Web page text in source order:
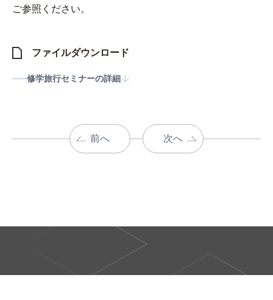
ご参照ください。
ファイルダウンロード
修学旅行セミナーの詳細
前へ 次へ